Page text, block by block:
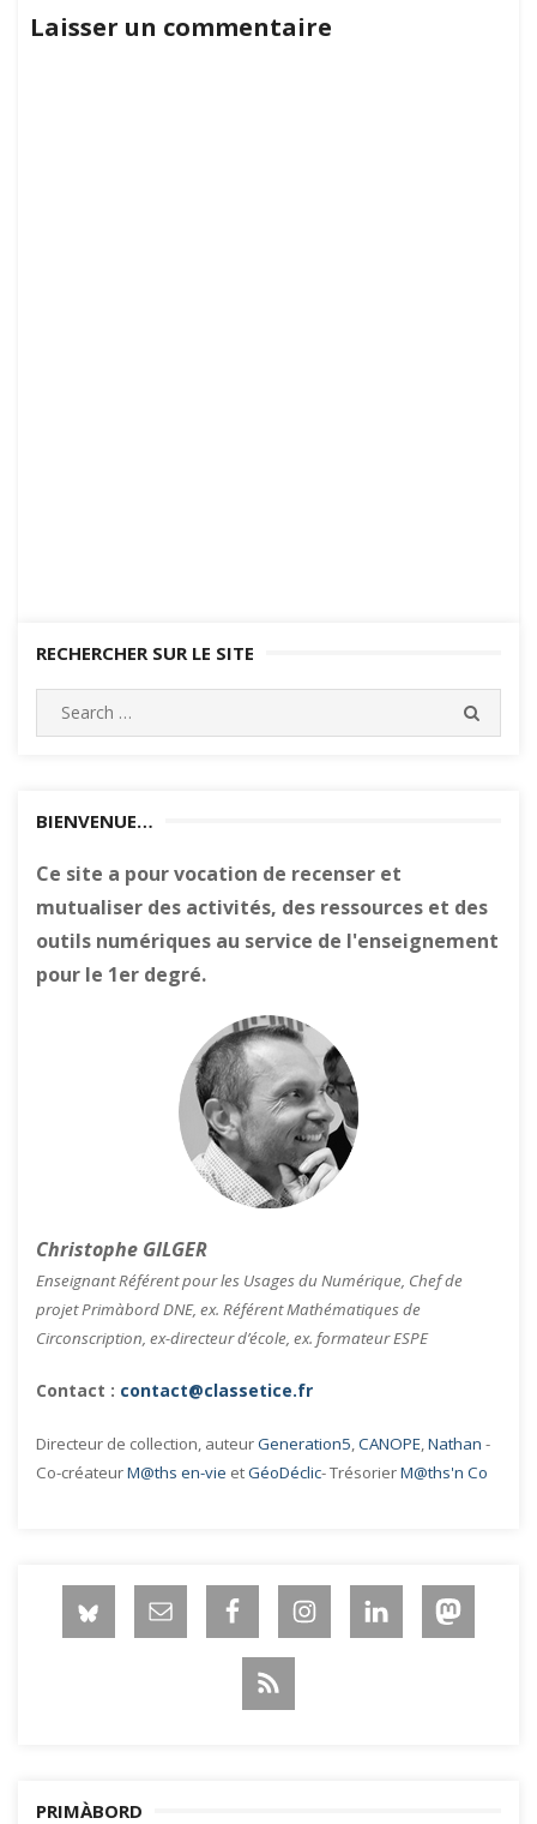
Laisser un commentaire
RECHERCHER SUR LE SITE
BIENVENUE…
Ce site a pour vocation de recenser et
mutualiser des activités, des ressources et des
outils numériques au service de l'enseignement
pour le 1er degré.
Christophe GILGER
Enseignant Référent pour les Usages du Numérique, Chef de
projet Primàbord DNE, ex. Référent Mathématiques de
Circonscription, ex-directeur d’école, ex. formateur ESPE
Contact : contact@classetice.fr
Directeur de collection, auteurGeneration5,CANOPE,Nathan -
Co-créateurM@ths en-vie etGéoDéclic- TrésorierM@ths'n Co
PRIMÀBORD